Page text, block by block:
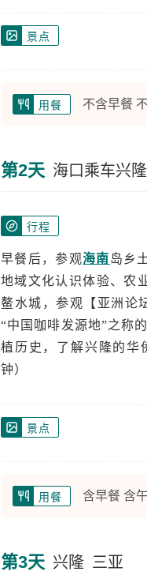
景点
用餐 不含早餐
第2天 海口乘车兴隆
行程
早餐后，参观海南岛乡
地域文化认识体验、农
鳌水城，参观【亚洲论
“中国咖啡发源地”之称
植历史，了解兴隆的华
钟）
景点
用餐 含早餐 含
第3天 兴隆 三亚